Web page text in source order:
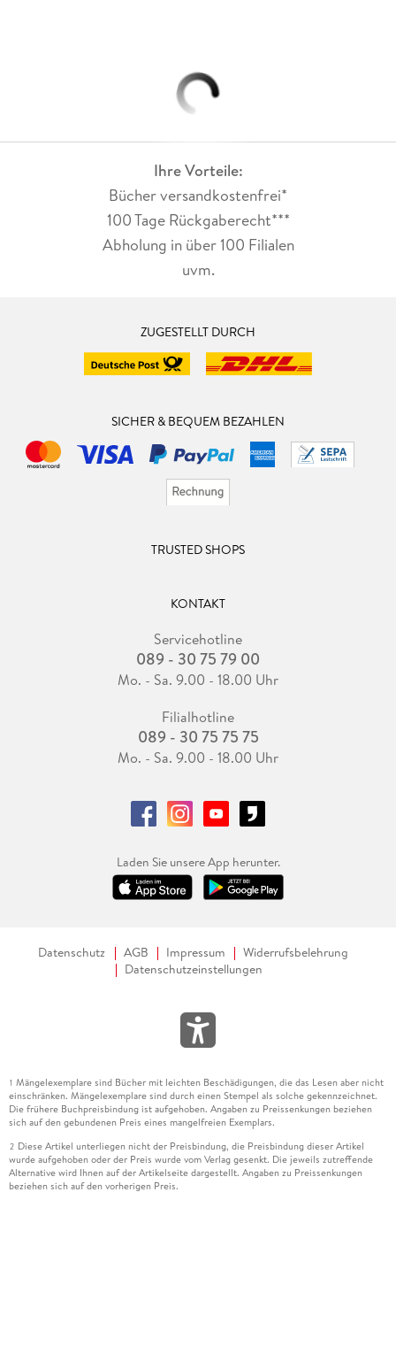
Ihre Vorteile:
Bücher versandkostenfrei*
100 Tage Rückgaberecht***
Abholung in über 100 Filialen
uvm.
ZUGESTELLT DURCH
SICHER & BEQUEM BEZAHLEN
TRUSTED SHOPS
KONTAKT
Servicehotline
089 - 30 75 79 00
Mo. - Sa. 9.00 - 18.00 Uhr
Filialhotline
089 - 30 75 75 75
Mo. - Sa. 9.00 - 18.00 Uhr
Laden Sie unsere App herunter.
Datenschutz AGB Impressum
Widerrufsbelehrung
Datenschutzeinstellungen
1 Mängelexemplare sind Bücher mit leichten Beschädigungen, die das Lesen aber nicht
einschränken. Mängelexemplare sind durch einen Stempel als solche gekennzeichnet.
Die frühere Buchpreisbindung ist aufgehoben. Angaben zu Preissenkungen beziehen
sich auf den gebundenen Preis eines mangelfreien Exemplars.
2 Diese Artikel unterliegen nicht der Preisbindung, die Preisbindung dieser Artikel
wurde aufgehoben oder der Preis wurde vom Verlag gesenkt. Die jeweils zutreffende
Alternative wird Ihnen auf der Artikelseite dargestellt. Angaben zu Preissenkungen
beziehen sich auf den vorherigen Preis.